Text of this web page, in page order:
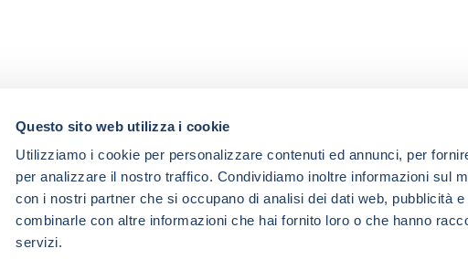
Questo sito web utilizza i cookie
Utilizziamo i cookie per personalizzare contenuti ed annunci, per
per analizzare il nostro traffico. Condividiamo inoltre informazioni sul
con i nostri partner che si occupano di analisi dei dati web, pubblicità
combinarle con altre informazioni che hai fornito loro o che hanno
servizi.